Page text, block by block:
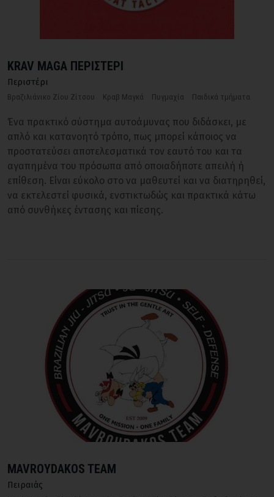
KRAV MAGA ΠΕΡΙΣΤΕΡΙ
Περιστέρι
Βραζιλιάνικο Ζίου Ζίτσου Κραβ Μαγκά Πυγμαχία Παιδικά τμήματα
Ένα πρακτικό σύστημα αυτοάμυνας που διδάσκει, με
απλό και κατανοητό τρόπο, πως μπορεί κάποιος να
προστατεύσει αποτελεσματικά τον εαυτό του και τα
αγαπημένα του πρόσωπα από οποιαδήποτε απειλή ή
επίθεση. Είναι εύκολο στο να μαθευτεί και να διατηρηθεί,
να εκτελεστεί φυσικά, ενστικτωδώς και πρακτικά κάτω
από συνθήκες έντασης και πίεσης.
MAVROYDAKOS TEAM
Πειραιάς